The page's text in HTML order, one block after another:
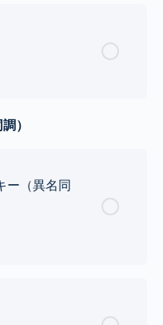
）
ー（異名同